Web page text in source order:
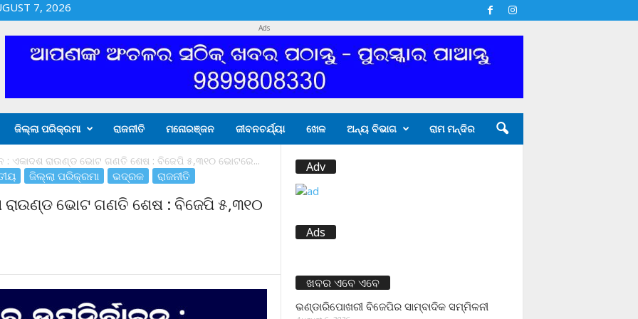
7, 2026
Ads
ଜିଲ୍ଲା ପରିକ୍ରମା ରାଜନୀତି ମନୋରଞ୍ଜନ ଜୀବନଚର୍ଯ୍ୟା ଖେଳ ଅନ୍ୟ ବିଭାଗ ରାମ ମନ୍ଦିର
: ଏକାଦଶ ରାଉଣ୍ଡ ଭୋଟ ଗଣତି ଶେଷ : ବିଜେପି ୫,୩୧୦ ଭୋଟରେ...
ଜିଲ୍ଲା ପରିକ୍ରମା ଭଦ୍ରକ ରାଜନୀତି
ରାଉଣ୍ଡ ଭୋଟ ଗଣତି ଶେଷ : ବିଜେପି ୫,୩୧୦
Adv
Ads
ଖବର ଏବେ ଏବେ
ଭଣ୍ଡାରିପୋଖରୀ ବିଜେପିର ସାମ୍ବାଦିକ ସମ୍ମିଳନୀ